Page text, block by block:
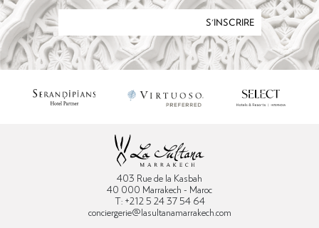
S'INSCRIRE
403 Rue de la Kasbah
40 000 Marrakech - Maroc
T: +212 5 24 37 54 64
conciergerie@lasultanamarrakech.com